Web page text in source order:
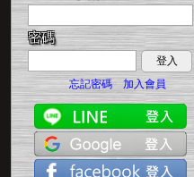
密碼
登入
忘記密碼
加入會員